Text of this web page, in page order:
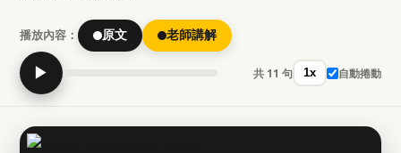
播放內容： 原文 老師講解
▶ 共 11 句 1x 自動捲動